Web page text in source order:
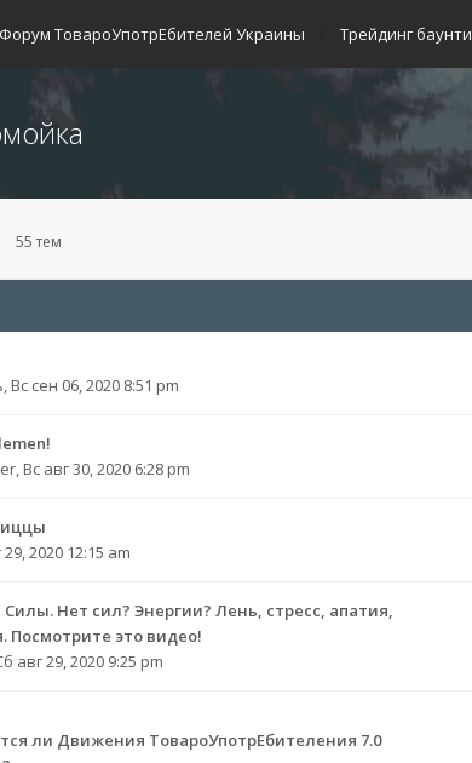
Форум ТовароУпотрЕбителей Украины Трейдинг баунти
55 тем
, Вс сен 06, 2020 8:51 pm
, Вс авг 30, 2020 6:28 pm
2020 12:15 am
Нет сил? Энергии? Лень, стресс, апатия,
Посмотрите это видео!
авг 29, 2020 9:25 pm
ли Движения ТовароУпотрЕбителения 7.0